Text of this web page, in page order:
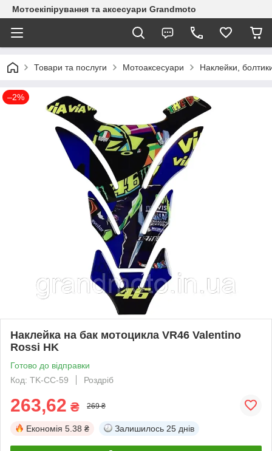
Мотоекіпірування та аксесуари Grandmoto
Товари та послуги Мотоаксесуари Наклейки,
–2%
Наклейка на бак мотоцикла VR46 Valentino
Rossi HK
Готово до відправки
Код: TK-CC-59
Роздріб
263,62 ₴ 269 ₴
Економія 5.38 ₴ Залишилось 25 днів